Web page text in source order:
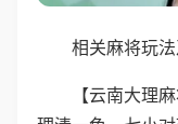
相关麻将玩
【云南大理